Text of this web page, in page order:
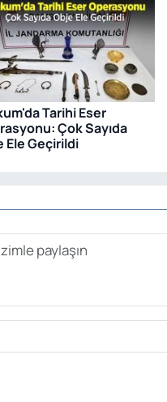
Tarihi Eser
Çok Sayıda
Ele Geçirildi